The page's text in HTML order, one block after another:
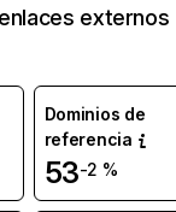
externos
Dominios de
referencia
53-2 %